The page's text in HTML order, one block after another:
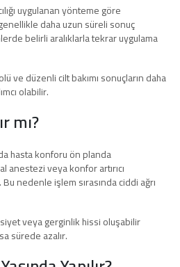
uygulanan yönteme göre
daha uzun süreli sonuç
belirli aralıklarla tekrar uygulama
ve düzenli cilt bakımı sonuçların daha
olabilir.
mı?
hasta konforu ön planda
anestezi veya konfor artırıcı
nedenle işlem sırasında ciddi ağrı
veya gerginlik hissi oluşabilir
sürede azalır.